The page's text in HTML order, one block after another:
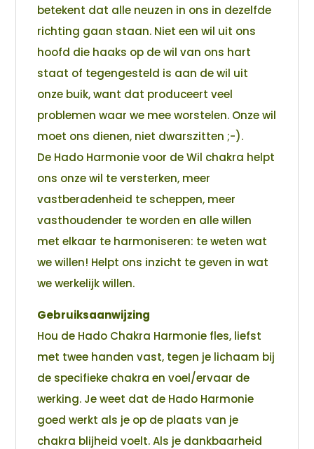
betekent dat alle neuzen in ons in dezelfde
richting gaan staan. Niet een wil uit ons
hoofd die haaks op de wil van ons hart
staat of tegengesteld is aan de wil uit
onze buik, want dat produceert veel
problemen waar we mee worstelen. Onze wil
moet ons dienen, niet dwarszitten ;-).
De Hado Harmonie voor de Wil chakra helpt
ons onze wil te versterken, meer
vastberadenheid te scheppen, meer
vasthoudender te worden en alle willen
met elkaar te harmoniseren: te weten wat
we willen! Helpt ons inzicht te geven in wat
we werkelijk willen.
Gebruiksaanwijzing
Hou de Hado Chakra Harmonie fles, liefst
met twee handen vast, tegen je lichaam bij
de specifieke chakra en voel/ervaar de
werking. Je weet dat de Hado Harmonie
goed werkt als je op de plaats van je
chakra blijheid voelt. Als je dankbaarheid